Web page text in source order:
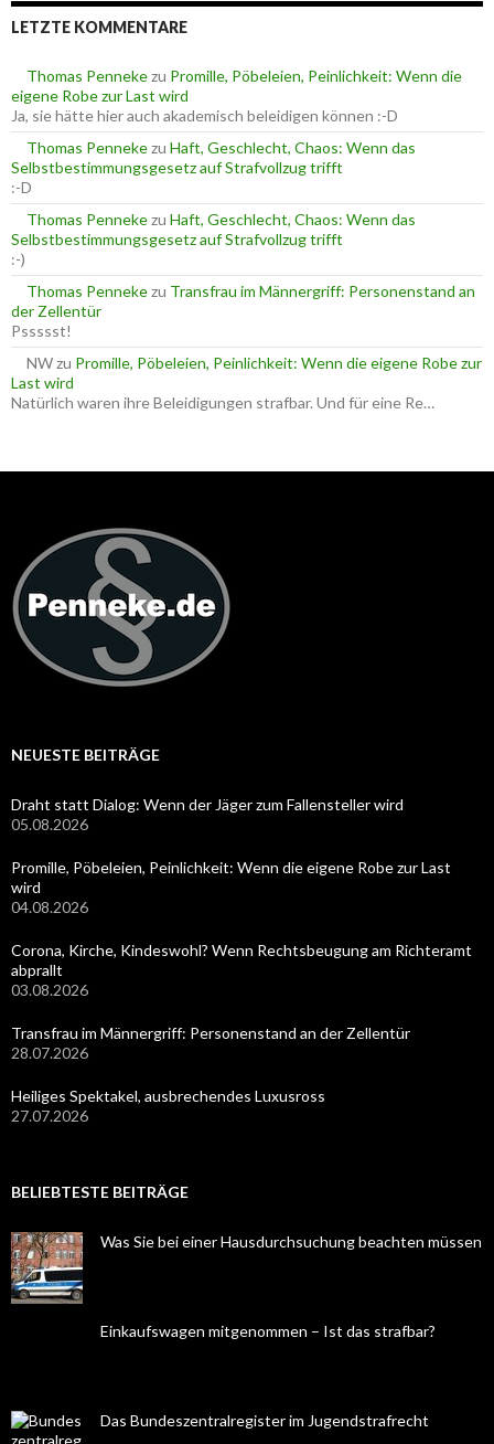
n
e
n
c
h
:
LETZTE KOMMENTARE
Thomas Pennekezu Promille, Pöbeleien, Peinlichkeit: Wenn die
eigene Robe zur Last wird
Ja, sie hätte hier auch akademisch beleidigen können :-D
Thomas Pennekezu Haft, Geschlecht, Chaos: Wenn das
Selbstbestimmungsgesetz auf Strafvollzug trifft
:-D
Thomas Pennekezu Haft, Geschlecht, Chaos: Wenn das
Selbstbestimmungsgesetz auf Strafvollzug trifft
:-)
Thomas Pennekezu Transfrau im Männergriff: Personenstand an
der Zellentür
Pssssst!
NWzu Promille, Pöbeleien, Peinlichkeit: Wenn die eigene Robe zur
Last wird
Natürlich waren ihre Beleidigungen strafbar. Und für eine Re…
NEUESTE BEITRÄGE
Draht statt Dialog: Wenn der Jäger zum Fallensteller wird
05.08.2026
Promille, Pöbeleien, Peinlichkeit: Wenn die eigene Robe zur Last
wird
04.08.2026
Corona, Kirche, Kindeswohl? Wenn Rechtsbeugung am Richteramt
abprallt
03.08.2026
Transfrau im Männergriff: Personenstand an der Zellentür
28.07.2026
Heiliges Spektakel, ausbrechendes Luxusross
27.07.2026
BELIEBTESTE BEITRÄGE
Was Sie bei einer Hausdurchsuchung beachten müssen
Einkaufswagen mitgenommen – Ist das strafbar?
Das Bundeszentralregister im Jugendstrafrecht